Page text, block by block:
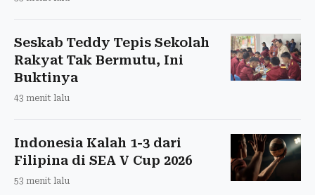
Seskab Teddy Tepis Sekolah
Rakyat Tak Bermutu, Ini
Buktinya
43 menit lalu
Indonesia Kalah 1-3 dari
Filipina di SEA V Cup 2026
53 menit lalu